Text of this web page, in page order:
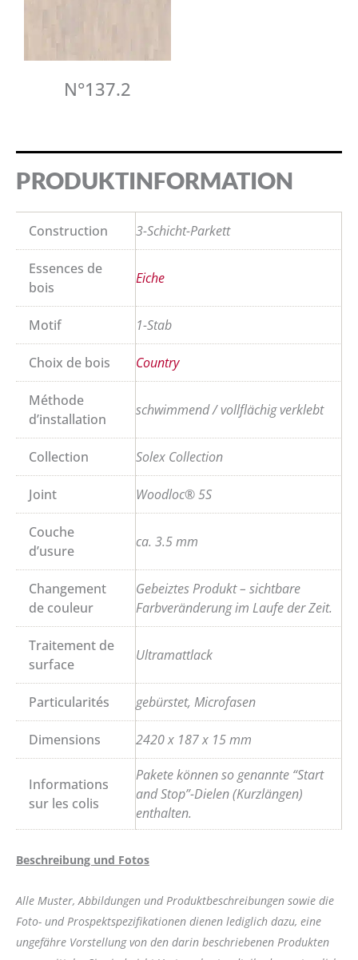
N°137.2
PRODUKTINFORMATION
Construction 3-Schicht-Parkett
Essences de
bois
Eiche
Motif 1-Stab
Choix de bois Country
Méthode
d’installation
schwimmend / vollflächig verklebt
Collection Solex Collection
Joint Woodloc® 5S
Couche
d’usure
ca. 3.5 mm
Changement
de couleur
Gebeiztes Produkt – sichtbare
Farbveränderung im Laufe der Zeit.
Traitement de
surface
Ultramattlack
Particularités gebürstet, Microfasen
Dimensions 2420 x 187 x 15 mm
Informations
sur les colis
Pakete können so genannte “Start
and Stop”-Dielen (Kurzlängen)
enthalten.
Beschreibung und Fotos
Alle Muster, Abbildungen und Produktbeschreibungen sowie die
Foto- und Prospektspezifikationen dienen lediglich dazu, eine
ungefähre Vorstellung von den darin beschriebenen Produkten